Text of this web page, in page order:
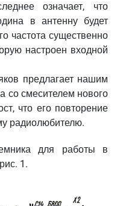
означает, что
в антенну будет
частота существенно
настроен входной
предлагает нашим
со смесителем нового
что его повторение
радиолюбителю.
для работы в
1.